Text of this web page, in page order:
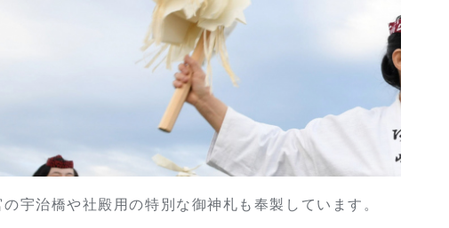
宇治橋や社殿用の特別な御神札も奉製しています。